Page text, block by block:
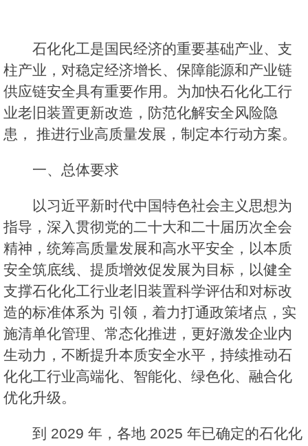
石化化工是国民经济的重要基础产业、支
柱产业，对稳定经济增长、保障能源和产业链
供应链安全具有重要作用。为加快石化化工行
业老旧装置更新改造，防范化解安全风险隐
患， 推进行业高质量发展，制定本行动方案。
一、总体要求
以习近平新时代中国特色社会主义思想为
指导，深入贯彻党的二十大和二十届历次全会
精神，统筹高质量发展和高水平安全，以本质
安全筑底线、提质增效促发展为目标，以健全
支撑石化化工行业老旧装置科学评估和对标改
造的标准体系为 引领，着力打通政策堵点，实
施清单化管理、常态化推进，更好激发企业内
生动力，不断提升本质安全水平，持续推动石
化化工行业高端化、智能化、绿色化、融合化
优化升级。
到 2029 年，各地 2025 年已确定的石化化